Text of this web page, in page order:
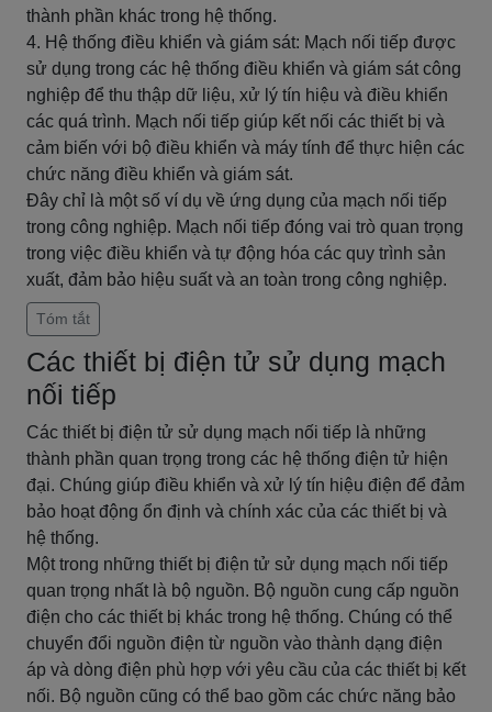
thành phần khác trong hệ thống.
4. Hệ thống điều khiển và giám sát: Mạch nối tiếp được
sử dụng trong các hệ thống điều khiển và giám sát công
nghiệp để thu thập dữ liệu, xử lý tín hiệu và điều khiển
các quá trình. Mạch nối tiếp giúp kết nối các thiết bị và
cảm biến với bộ điều khiển và máy tính để thực hiện các
chức năng điều khiển và giám sát.
Đây chỉ là một số ví dụ về ứng dụng của mạch nối tiếp
trong công nghiệp. Mạch nối tiếp đóng vai trò quan trọng
trong việc điều khiển và tự động hóa các quy trình sản
xuất, đảm bảo hiệu suất và an toàn trong công nghiệp.
Tóm tắt
Các thiết bị điện tử sử dụng mạch
nối tiếp
Các thiết bị điện tử sử dụng mạch nối tiếp là những
thành phần quan trọng trong các hệ thống điện tử hiện
đại. Chúng giúp điều khiển và xử lý tín hiệu điện để đảm
bảo hoạt động ổn định và chính xác của các thiết bị và
hệ thống.
Một trong những thiết bị điện tử sử dụng mạch nối tiếp
quan trọng nhất là bộ nguồn. Bộ nguồn cung cấp nguồn
điện cho các thiết bị khác trong hệ thống. Chúng có thể
chuyển đổi nguồn điện từ nguồn vào thành dạng điện
áp và dòng điện phù hợp với yêu cầu của các thiết bị kết
nối. Bộ nguồn cũng có thể bao gồm các chức năng bảo